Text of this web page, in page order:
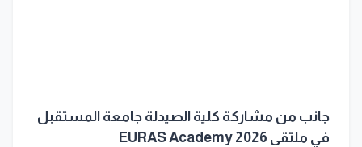
جانب من مشاركة كلية الصيدلة جامعة المستقبل
في ملتقى EURAS Academy 2026